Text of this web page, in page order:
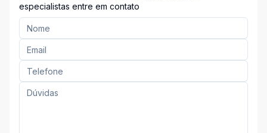
especialistas entre em contato